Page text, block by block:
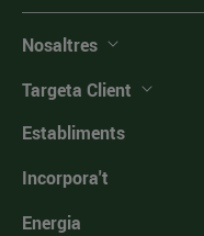
Nosaltres
Targeta Client
Establiments
Incorpora't
Energia